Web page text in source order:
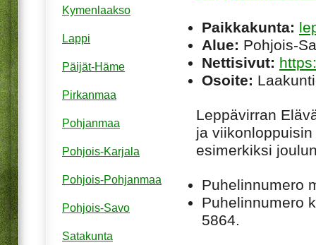
Paikkakunta:
Alue: Pohjois-
Nettisivut:
Osoite:
Leppävirran
ja
esimerkiksi
Puhelinnumero
Puhelinnumero
5864.
Kymenlaakso
Lappi
Päijät-Häme
Pirkanmaa
Pohjanmaa
Pohjois-Karjala
Pohjois-Pohjanmaa
Pohjois-Savo
Satakunta